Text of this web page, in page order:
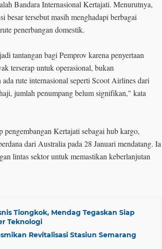
Bandara Internasional Kertajati. Menurutnya,
besar tersebut masih menghadapi berbagai
penerbangan domestik.
tantangan bagi Pemprov karena penyertaan
terserap untuk operasional, bukan
rute internasional seperti Scoot Airlines dari
jumlah penumpang belum signifikan," kata
pengembangan Kertajati sebagai hub kargo,
dari Australia pada 28 Januari mendatang. Ia
lintas sektor untuk memastikan keberlanjutan
Tiongkok, Mendag Tegaskan Siap
Teknologi
Revitalisasi Stasiun Semarang